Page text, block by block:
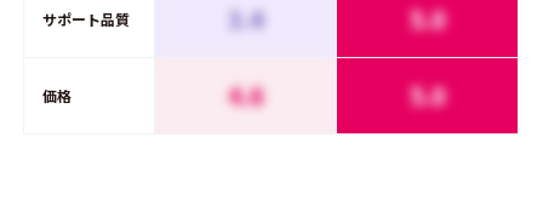
サポート品質 3.4 5.0
価格 4.6 5.0